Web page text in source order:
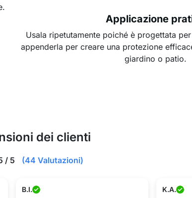
Applicazione
Usala ripetutamente poiché è progettata
appenderla per creare una protezione
giardino o patio.
dei clienti
/ 5 (44 Valutazioni)
B.I. K.A.